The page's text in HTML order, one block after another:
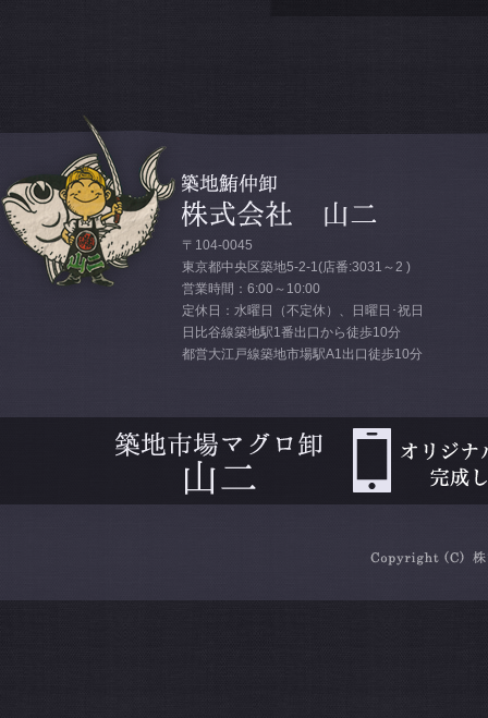
〒104-0045
東京都中央区築地5-2-1(店番:3031～2 )
営業時間：6:00～10:00
定休日：水曜日（不定休）、日曜日･祝日
日比谷線築地駅1番出口から徒歩10分
都営大江戸線築地市場駅A1出口徒歩10分